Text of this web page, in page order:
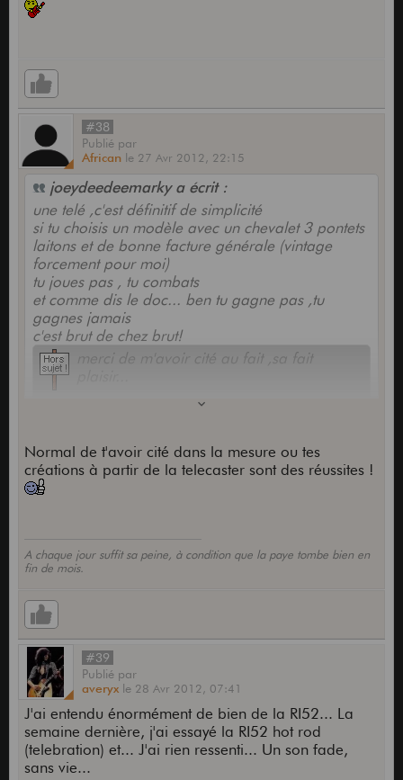
#38
Publié par
African le 27 Avr 2012, 22:15
joeydeedeemarky a écrit :
une telé ,c'est définitif de simplicité
si tu choisis un modèle avec un chevalet 3 pontets
laitons et de bonne facture générale (vintage
forcement pour moi)
tu joues pas , tu combats
et comme dis le doc... ben tu gagne pas ,tu
gagnes jamais
c'est brut de chez brut!
merci de m'avoir cité au fait ,sa fait
Normal de t'avoir cité dans la mesure ou tes
créations à partir de la telecaster sont des réussites !
A chaque jour suffit sa peine, à condition que la paye tombe bien en
fin de mois.
#39
Publié par
averyx le 28 Avr 2012, 07:41
J'ai entendu énormément de bien de la RI52... La
semaine dernière, j'ai essayé la RI52 hot rod
(telebration) et... J'ai rien ressenti... Un son fade,
sans vie...